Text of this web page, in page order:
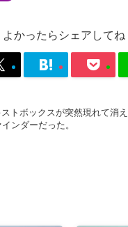
よかったらシェアしてね
トボックスが突然現れて消
ンダーだった。